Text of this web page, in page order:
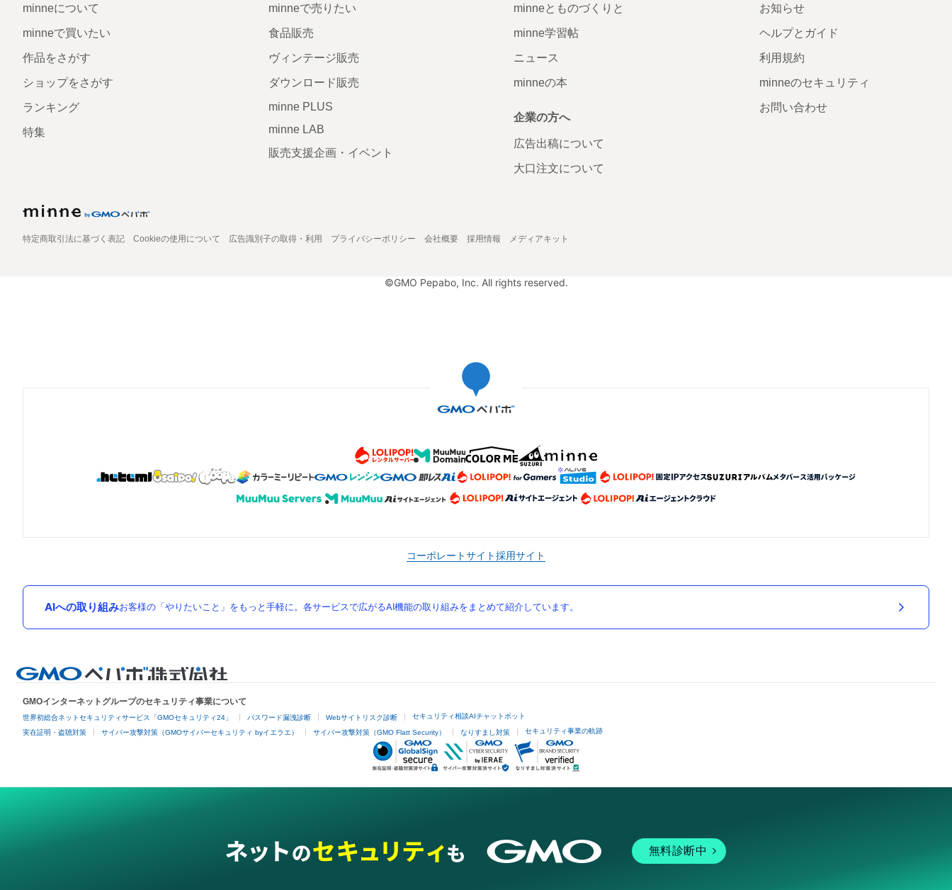
minneについて
minneで買いたい
作品をさがす
ショップをさがす
ランキング
特集
minneで売りたい
食品販売
ヴィンテージ販売
ダウンロード販売
minne PLUS
minne LAB
販売支援企画・イベント
minneとものづくりと
minne学習帖
ニュース
minneの本
企業の方へ
広告出稿について
大口注文について
お知らせ
ヘルプとガイド
利用規約
minneのセキュリティ
お問い合わせ
特定商取引法に基づく表記 Cookieの使用について 広告識別子の取得・利用 プライバシーポリシー 会社概要 採用情報 メディアキット
©GMO Pepabo, Inc. All rights reserved.
コーポレートサイト採用サイト
AIへの取り組みお客様の「やりたいこと」をもっと手軽に。各サービスで広がるAI機能の取り組みをまとめて紹介しています。
GMOインターネットグループのセキュリティ事業について
世界初総合ネットセキュリティサービス「GMOセキュリティ24」 パスワード漏洩診断 Webサイトリスク診断 セキュリティ相談AIチャットボット
実在証明・盗聴対策 サイバー攻撃対策（GMOサイバーセキュリティ byイエラエ） サイバー攻撃対策（GMO Flatt Security） なりすまし対策 セキュリティ事業の軌跡
無料診断中